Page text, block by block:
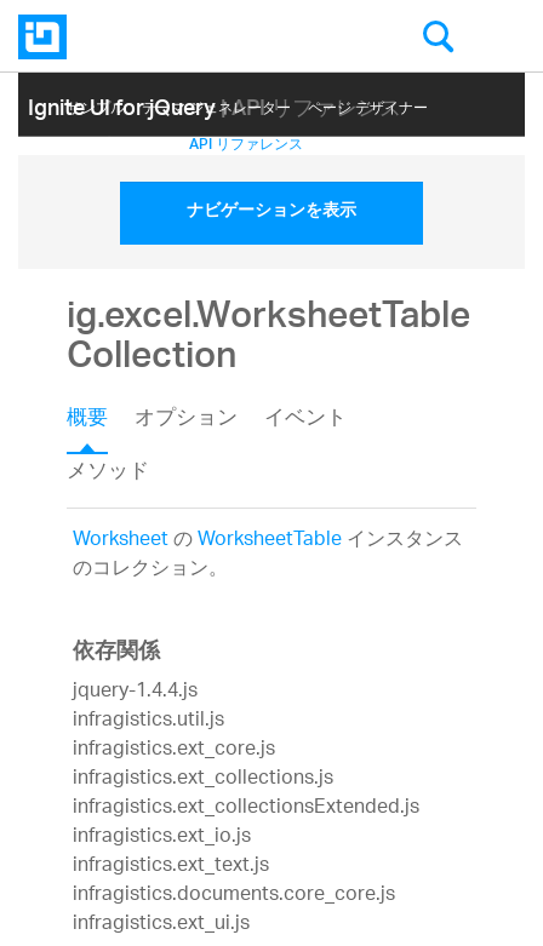
Ignite UI for jQuery| API リファレンス
サンプル テーマ ジェネレーター ページ デザイナー
ヘルプ トピック API リファレンス
ナビゲーションを表示
ig.excel.WorksheetTable
Collection
概要 オプション
イベント
メソッド
WorksheetのWorksheetTableインスタンス
のコレクション。
依存関係
jquery-1.4.4.js
infragistics.util.js
infragistics.ext_core.js
infragistics.ext_collections.js
infragistics.ext_collectionsExtended.js
infragistics.ext_io.js
infragistics.ext_text.js
infragistics.documents.core_core.js
infragistics.ext_ui.js